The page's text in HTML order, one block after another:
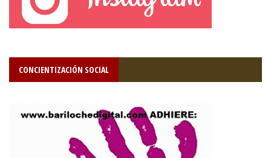
CONCIENTIZACIÓN SOCIAL